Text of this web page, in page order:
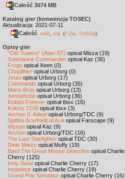
Całość 3074 MB
Katalog gier (konwencja TOSEC)
Aktualizacja: 2021-07-11
Całość md5 sha (7-Zip TUGZip)
Opisy gier
"Old Towers" (Atari ST) opisał Misza (19)
Submarine Commander opisał Kaz (36)
Frogs opisał Xeen (0)
Choplifter! opisał Urborg (0)
Joust opisał Urborg (17)
Commando opisał Urborg (35)
Mario Bros opisał Urborg (13)
Xenophobe opisał Urborg (36)
Robbo Forever opisał tbxx (16)
Kolony 2106 opisał tbxx (3)
Archon II: Adept opisał Urborg/TDC (9)
Spitfire Ace/Hellcat Ace opisał Farscape (9)
Wyspa opisał Kaz (9)
Archon opisał Urborg/TDC (16)
The Last Starfighter opisał TDC (30)
Dwie Wieże opisał Muffy (19)
Basil The Great Mouse Detective opisał Charlie
Cherry (125)
Inny Świat opisał Charlie Cherry (17)
Inspektor opisał Charlie Cherry (19)
Grand Prix Simulator opisał Charlie Cherry (16)